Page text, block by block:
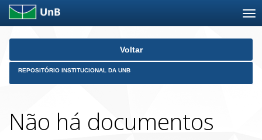
Skip
Voltar
REPOSITÓRIO INSTITUCIONAL DA UNB
Não há documentos